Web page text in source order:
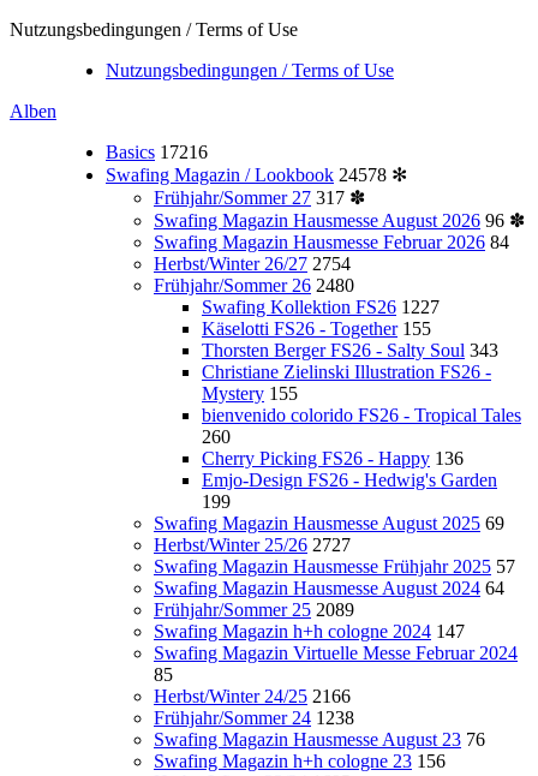
Nutzungsbedingungen / Terms of Use
Nutzungsbedingungen / Terms of Use
Alben
Basics 17216
Swafing Magazin / Lookbook 24578 ✻
Frühjahr/Sommer 27 317 ✽
Swafing Magazin Hausmesse August 2026 96 ✽
Swafing Magazin Hausmesse Februar 2026 84
Herbst/Winter 26/27 2754
Frühjahr/Sommer 26 2480
Swafing Kollektion FS26 1227
Käselotti FS26 - Together 155
Thorsten Berger FS26 - Salty Soul 343
Christiane Zielinski Illustration FS26 -
Mystery 155
bienvenido colorido FS26 - Tropical Tales
260
Cherry Picking FS26 - Happy 136
Emjo-Design FS26 - Hedwig's Garden
199
Swafing Magazin Hausmesse August 2025 69
Herbst/Winter 25/26 2727
Swafing Magazin Hausmesse Frühjahr 2025 57
Swafing Magazin Hausmesse August 2024 64
Frühjahr/Sommer 25 2089
Swafing Magazin h+h cologne 2024 147
Swafing Magazin Virtuelle Messe Februar 2024
85
Herbst/Winter 24/25 2166
Frühjahr/Sommer 24 1238
Swafing Magazin Hausmesse August 23 76
Swafing Magazin h+h cologne 23 156